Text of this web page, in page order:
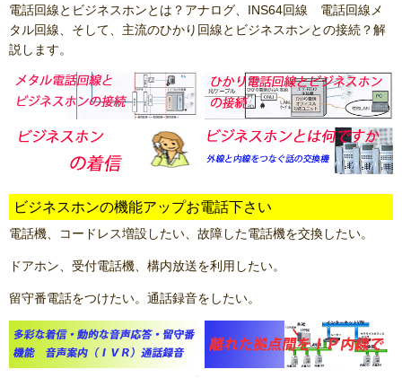
電話回線とビジネスホンとは？アナログ、INS64回線 電話回線メ
タル回線、そして、主流のひかり回線とビジネスホンとの接続？解
説します。
ビジネスホンの機能アップお電話下さい
電話機、コードレス増設したい、故障した電話機を交換したい。
ドアホン、受付電話機、構内放送を利用したい。
留守番電話をつけたい。通話録音をしたい。